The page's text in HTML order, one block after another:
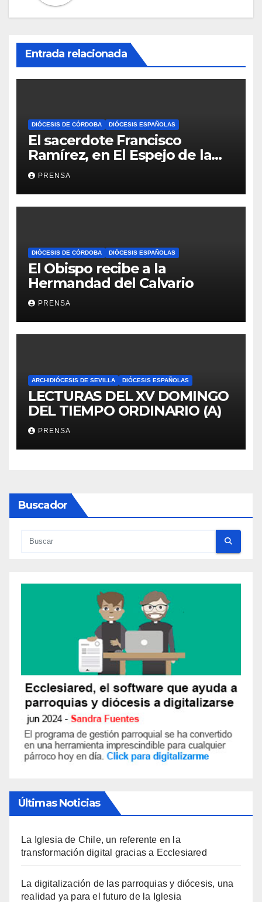
Entrada relacionada
DIÓCESIS DE CÓRDOBA DIÓCESIS ESPAÑOLAS
El sacerdote Francisco
Ramírez, en El Espejo de la
Iglesia
PRENSA
DIÓCESIS DE CÓRDOBA DIÓCESIS ESPAÑOLAS
El Obispo recibe a la
Hermandad del Calvario
PRENSA
ARCHIDIÓCESIS DE SEVILLA DIÓCESIS ESPAÑOLAS
LECTURAS DEL XV DOMINGO
DEL TIEMPO ORDINARIO (A)
PRENSA
Buscador
Últimas Noticias
La Iglesia de Chile, un referente en la
transformación digital gracias a Ecclesiared
La digitalización de las parroquias y diócesis, una
realidad ya para el futuro de la Iglesia